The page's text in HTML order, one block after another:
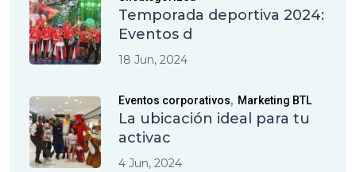
Temporada deportiva 2024:
Eventos d
18 Jun, 2024
Eventos corporativos, Marketing BTL
La ubicación ideal para tu
activac
4 Jun, 2024